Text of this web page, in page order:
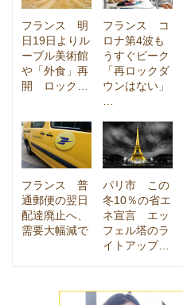
フランス 明
日19日よりル
ーブル美術館
や「外食」再
開 ロック…
フランス コ
ロナ第4波も
うすぐピーク
「再ロックダ
ウンはない」
…
フランス 普
通郵便の翌日
配達廃止へ、
需要大幅減で
パリ市 この
冬10％の省エ
ネ宣言 エッ
フェル塔のラ
イトアップ…